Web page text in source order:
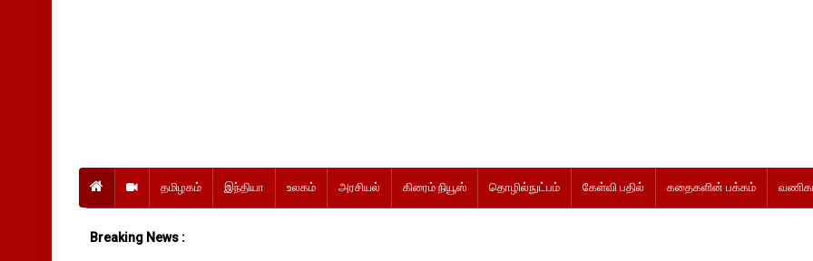
தமிழகம் இந்தியா உலகம் அரசியல் கிரைம் நியூஸ் தொழில்நுட்பம் கேள்வி பதில் கதைகளின் பக்கம்
Breaking News :